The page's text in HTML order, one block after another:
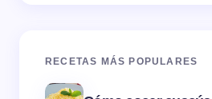
RECETAS MÁS POPULARES